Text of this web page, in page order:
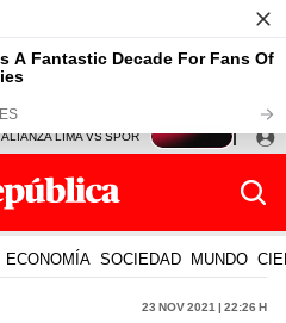
ALIANZA LIMA VS SPORT BOYS JORGE
ECONOMÍA SOCIEDAD MUNDO
23 Nov 2021 | 22:26 h